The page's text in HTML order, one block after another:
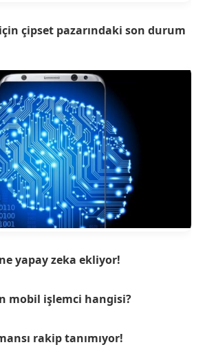
çipset pazarındaki son durum
yapay zeka ekliyor!
mobil işlemci hangisi?
rakip tanımıyor!